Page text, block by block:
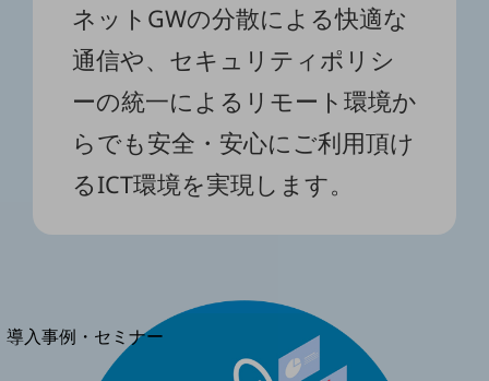
モバイルサービス
端末の一元管理
運用保守・故障紛失サポート
別ウィンドウで開きます
サービスをご利用中のお客さま
導入事例・セミナー
ネットGWの分散による快適な
通信や、セキュリティポリシ
ーの統一によるリモート環境か
らでも安全・安心にご利用頂け
るICT環境を実現します。